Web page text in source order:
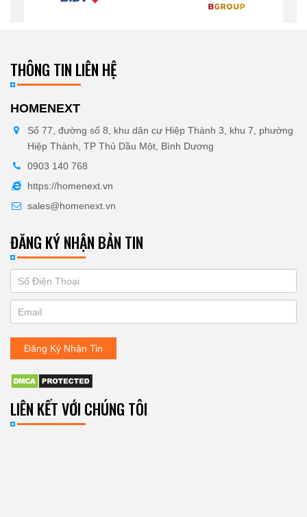
THÔNG TIN LIÊN HỆ
HOMENEXT
Số 77, đường số 8, khu dân cư Hiệp Thành 3, khu 7, phường
Hiệp Thành, TP Thủ Dầu Một, Bình Dương
0903 140 768
https://homenext.vn
sales@homenext.vn
ĐĂNG KÝ NHẬN BẢN TIN
ĐĂNG
KÝ
NHẬN
BẢN
TIN
you
are
human,
leave
this
blank.
Đăng Ký Nhận Tin
LIÊN KẾT VỚI CHÚNG TÔI